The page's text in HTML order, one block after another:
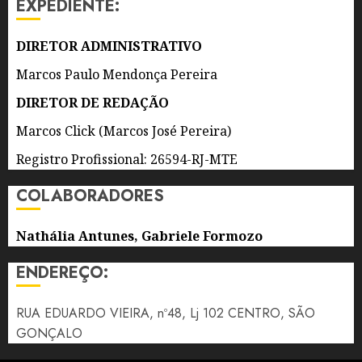
DE 2026
EXPEDIENTE:
DIRETOR ADMINISTRATIVO
Marcos Paulo Mendonça Pereira
DIRETOR DE REDAÇÃO
Marcos Click (Marcos José Pereira)
Registro Profissional: 26594-RJ-MTE
COLABORADORES
Nathália Antunes, Gabriele Formozo
ENDEREÇO:
RUA EDUARDO VIEIRA, nº48, Lj 102 CENTRO, SÃO
GONÇALO